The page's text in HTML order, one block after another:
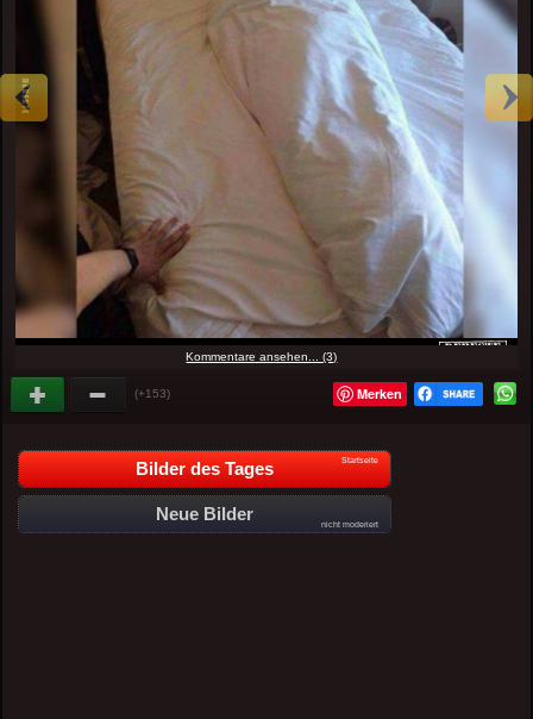
Kommentare ansehen... (3)
(+153) Merken
Bilder des Tages Startseite
Neue Bilder
nicht moderiert